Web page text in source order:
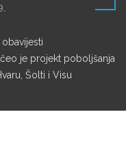
je projekt poboljšanja
Šolti i Visu